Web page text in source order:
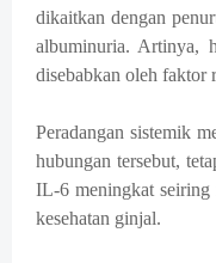
dikaitkan dengan
albuminuria. Artinya,
disebabkan oleh faktor
Peradangan sistemik
hubungan tersebut,
IL-6 meningkat seiring
kesehatan ginjal.